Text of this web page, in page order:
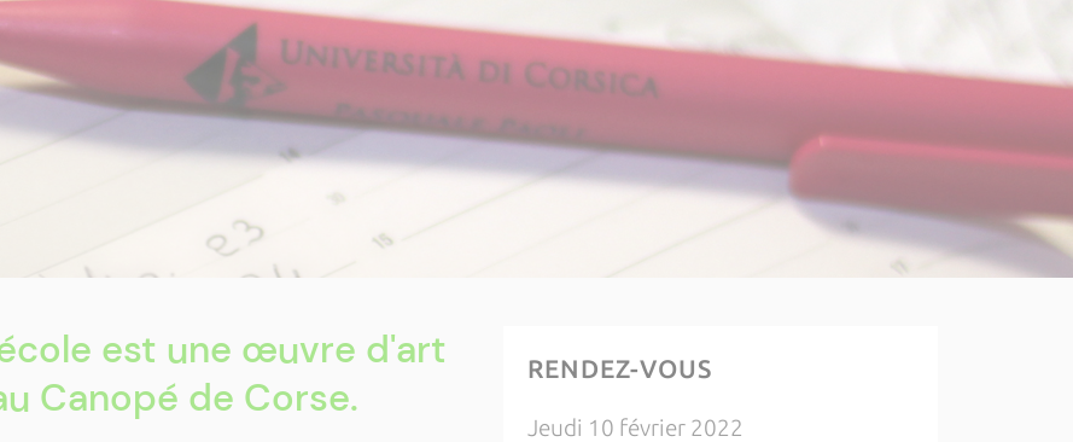
école est une œuvre d'art
Canopé de Corse.
RENDEZ-VOUS
Jeudi 10 février 2022